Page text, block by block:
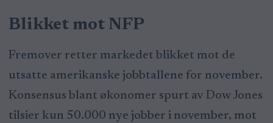
Blikket mot NFP
Fremover retter markedet blikket mot de
utsatte amerikanske jobbtallene for november.
Konsensus blant økonomer spurt av Dow Jones
tilsier kun 50.000 nye jobber i november, mot